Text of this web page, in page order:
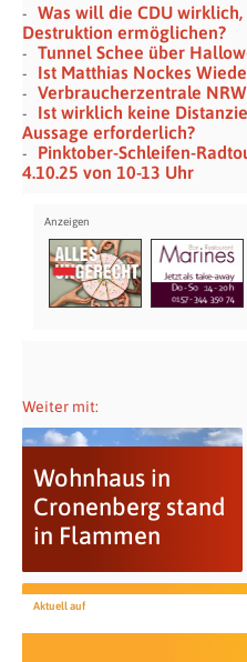
Was will die CDU
Destruktion ermöglichen?
Tunnel Schee über
Ist Matthias Nockes
Verbraucherzentrale
Ist wirklich keine
Aussage erforderlich?
Pinktober-Schleifen-
4.10.25 von 10-13 Uhr
Weiter mit:
Wohnhaus in
Cronenberg stand
in Flammen
Aktuell auf